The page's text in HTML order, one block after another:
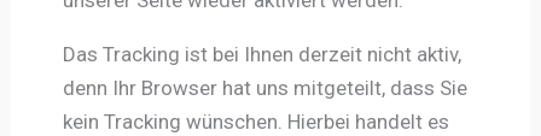
Das Tracking ist bei Ihnen derzeit nicht aktiv,
denn Ihr Browser hat uns mitgeteilt, dass Sie
kein Tracking wünschen. Hierbei handelt es